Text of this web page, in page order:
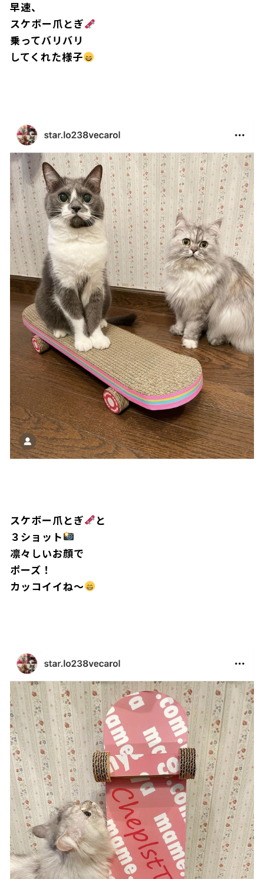
早速、
スケボー爪とぎ
乗ってバリバリ
してくれた様子
スケボー爪とぎ
と
３ショット
凛々しいお顔で
ポーズ！
カッコイイね〜